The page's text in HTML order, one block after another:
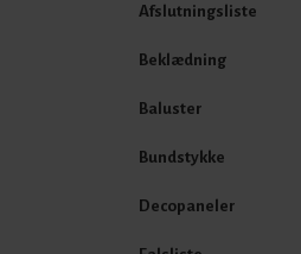
Afslutningsliste
Beklædning
Baluster
Bundstykke
Decopaneler